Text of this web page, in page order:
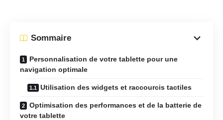
Sommaire
Personnalisation de votre tablette pour une
navigation optimale
Utilisation des widgets et raccourcis tactiles
Optimisation des performances et de la batterie de
votre tablette